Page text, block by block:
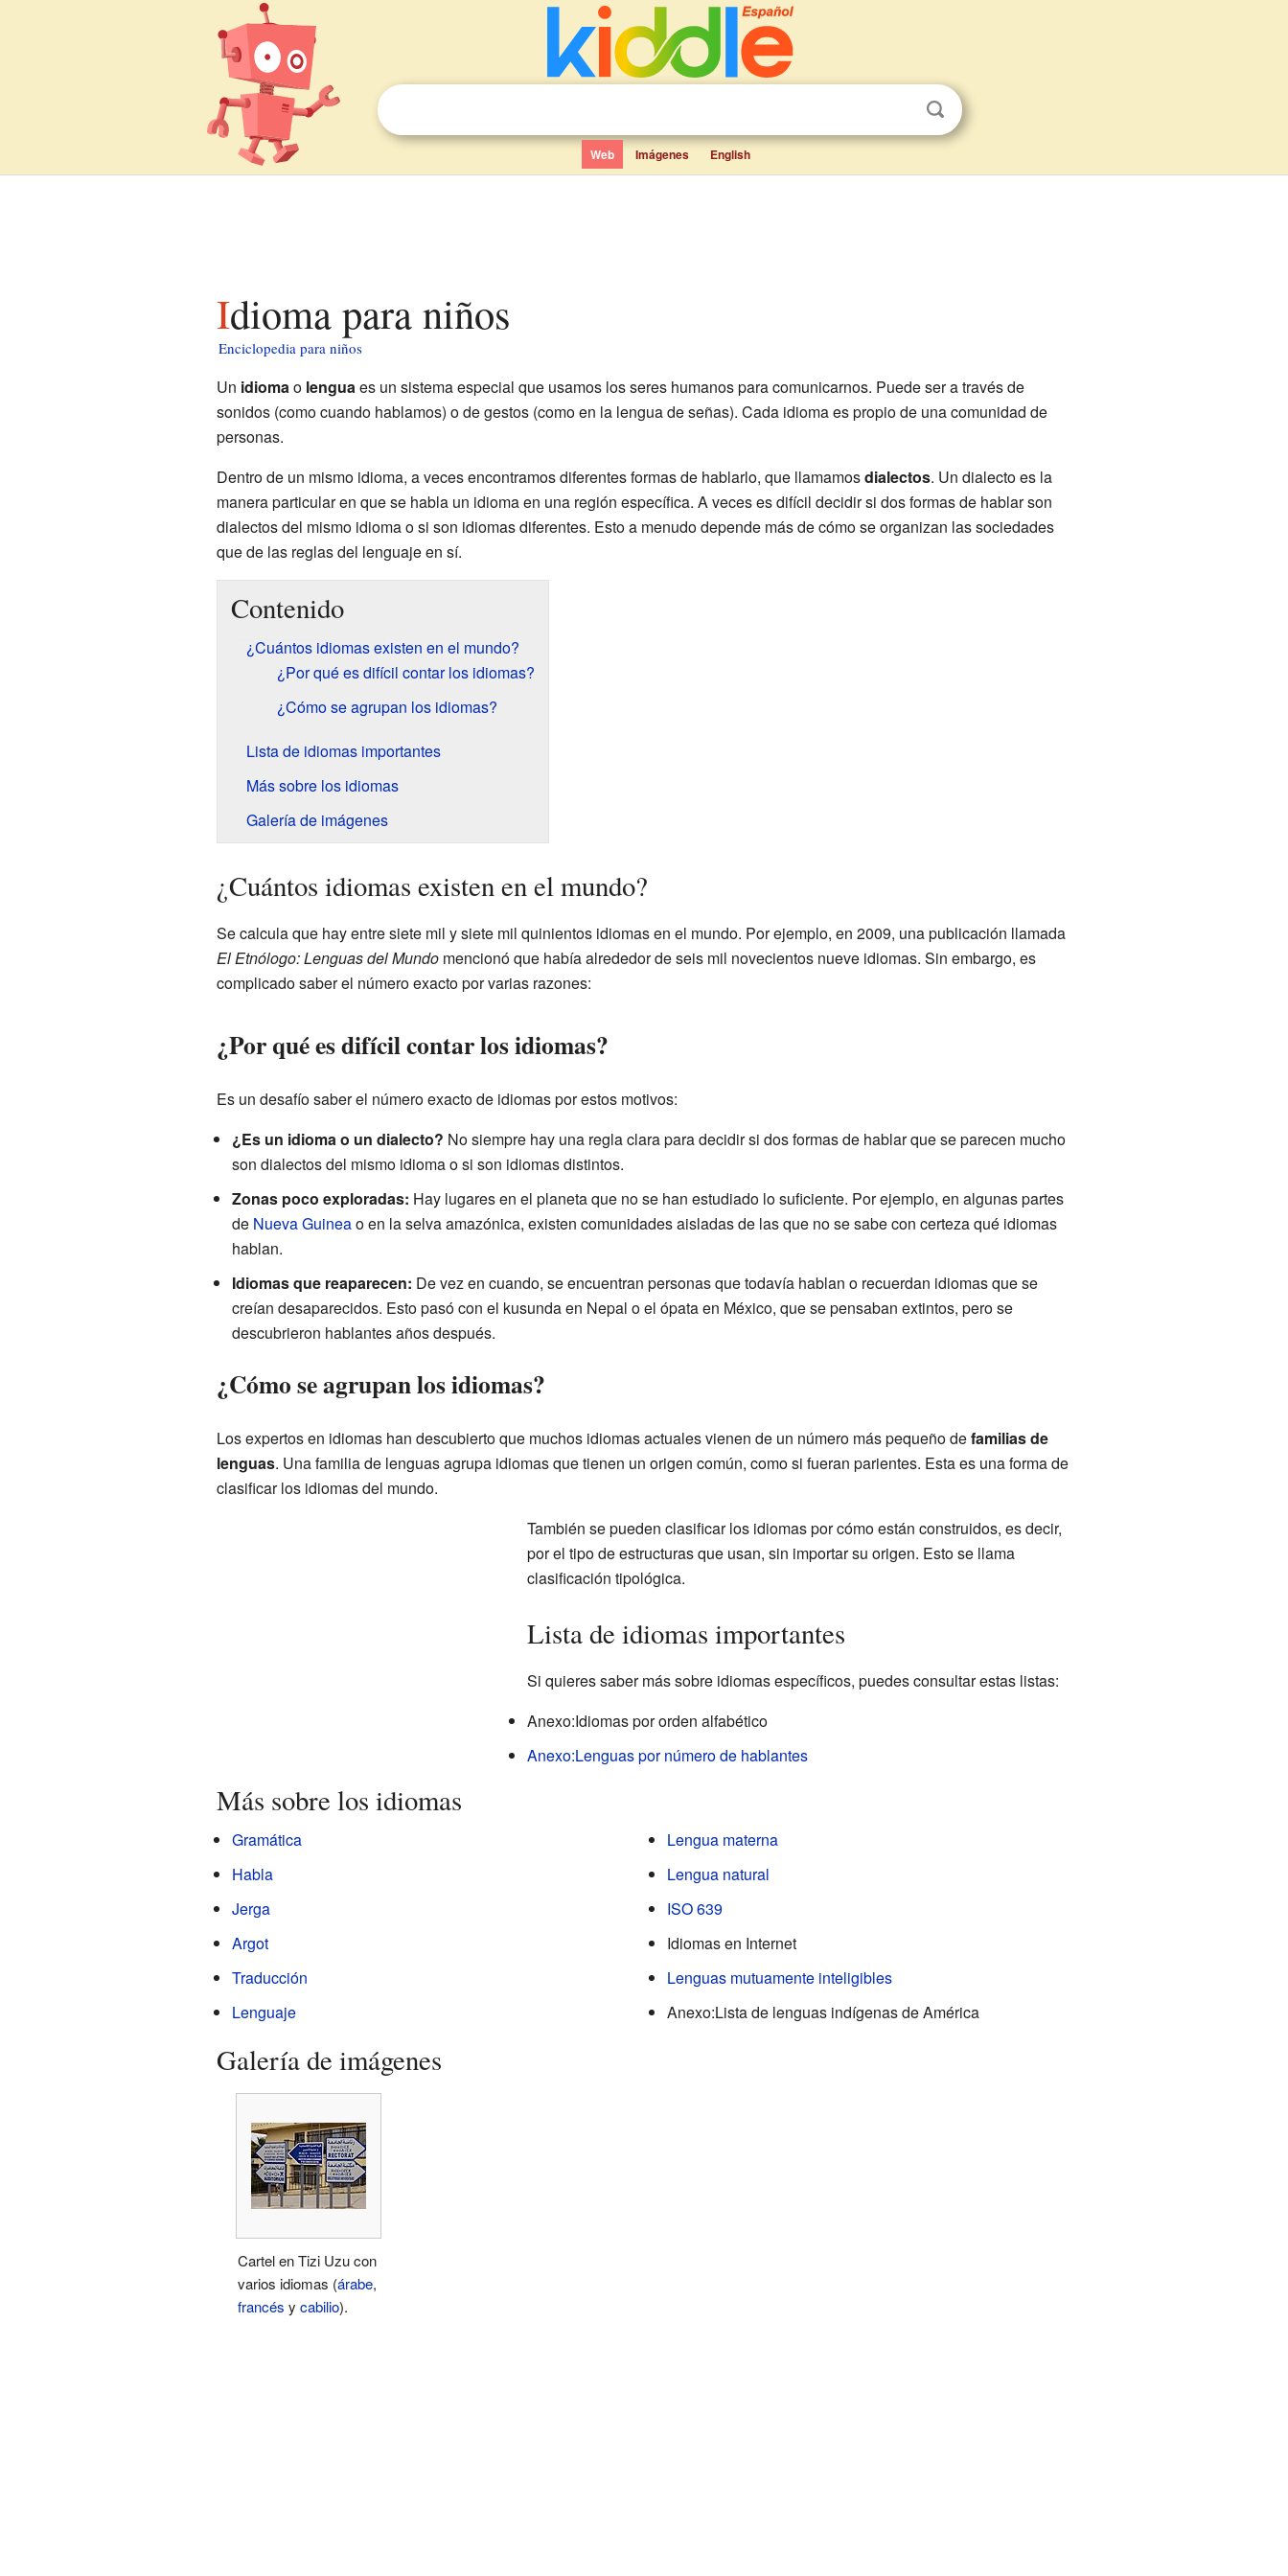
Web Imágenes English
Idioma para niños
Enciclopedia para niños
Un idiomao lenguaes un sistema especial que usamos los seres humanos para comunicarnos. Puede ser a través de
sonidos (como cuando hablamos) o de gestos (como en la lengua de señas). Cada idioma es propio de una comunidad de
personas.
Dentro de un mismo idioma, a veces encontramos diferentes formas de hablarlo, que llamamosdialectos. Un dialecto es la
manera particular en que se habla un idioma en una región específica. A veces es difícil decidir si dos formas de hablar son
dialectos del mismo idioma o si son idiomas diferentes. Esto a menudo depende más de cómo se organizan las sociedades
que de las reglas del lenguaje en sí.
Contenido
¿Cuántos idiomas existen en el mundo?
¿Por qué es difícil contar los idiomas?
¿Cómo se agrupan los idiomas?
Lista de idiomas importantes
Más sobre los idiomas
Galería de imágenes
¿Cuántos idiomas existen en el mundo?
Se calcula que hay entre siete mil y siete mil quinientos idiomas en el mundo. Por ejemplo, en 2009, una publicación llamada
El Etnólogo: Lenguas del Mundomencionó que había alrededor de seis mil novecientos nueve idiomas. Sin embargo, es
complicado saber el número exacto por varias razones:
¿Por qué es difícil contar los idiomas?
Es un desafío saber el número exacto de idiomas por estos motivos:
¿Es un idioma o un dialecto? No siempre hay una regla clara para decidir si dos formas de hablar que se parecen mucho
son dialectos del mismo idioma o si son idiomas distintos.
Zonas poco exploradas: Hay lugares en el planeta que no se han estudiado lo suficiente. Por ejemplo, en algunas partes
de Nueva Guineao en la selva amazónica, existen comunidades aisladas de las que no se sabe con certeza qué idiomas
hablan.
Idiomas que reaparecen: De vez en cuando, se encuentran personas que todavía hablan o recuerdan idiomas que se
creían desaparecidos. Esto pasó con el kusunda en Nepal o el ópata en México, que se pensaban extintos, pero se
descubrieron hablantes años después.
¿Cómo se agrupan los idiomas?
Los expertos en idiomas han descubierto que muchos idiomas actuales vienen de un número más pequeño defamilias de
lenguas. Una familia de lenguas agrupa idiomas que tienen un origen común, como si fueran parientes. Esta es una forma de
clasificar los idiomas del mundo.
También se pueden clasificar los idiomas por cómo están construidos, es decir,
por el tipo de estructuras que usan, sin importar su origen. Esto se llama
clasificación tipológica.
Lista de idiomas importantes
Si quieres saber más sobre idiomas específicos, puedes consultar estas listas:
Anexo:Idiomas por orden alfabético
Anexo:Lenguas por número de hablantes
Más sobre los idiomas
Gramática
Habla
Jerga
Argot
Traducción
Lenguaje
Lengua materna
Lengua natural
ISO 639
Idiomas en Internet
Lenguas mutuamente inteligibles
Anexo:Lista de lenguas indígenas de América
Galería de imágenes
Cartel en Tizi Uzu con
varios idiomas (árabe,
francés y cabilio).